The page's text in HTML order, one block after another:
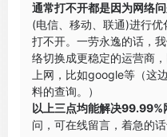
通常打不开都是因为网络问
(电信、移动、联通)进行
打不开。一劳永逸的话，
络切换成更稳定的运营商
上网，比如google等（这
料的查询。）
以上三点均能解决99.99%
问，可在线留言，着急的